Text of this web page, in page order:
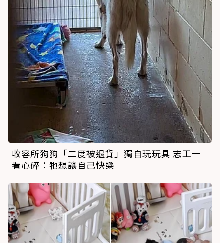
收容所狗狗「二度被退貨」獨自玩玩具 志工一
看心碎：牠想讓自己快樂